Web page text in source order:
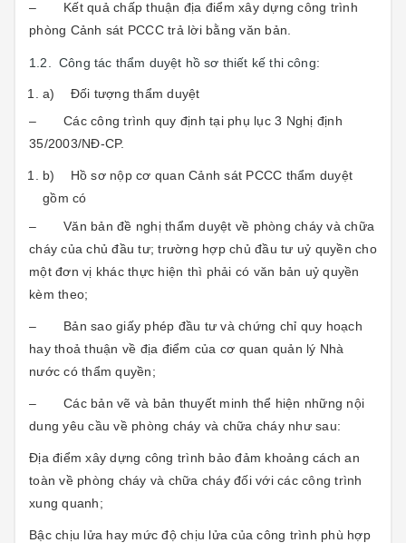
– Kết quả chấp thuận địa điểm xây dựng công trình
phòng Cảnh sát PCCC trả lời bằng văn bản.
1.2. Công tác thẩm duyệt hồ sơ thiết kế thi công:
a) Đối tượng thẩm duyệt
– Các công trình quy định tại phụ lục 3 Nghị định
35/2003/NĐ-CP.
b) Hồ sơ nộp cơ quan Cảnh sát PCCC thẩm duyệt
gồm có
– Văn bản đề nghị thẩm duyệt về phòng cháy và chữa
cháy của chủ đầu tư; trường hợp chủ đầu tư uỷ quyền cho
một đơn vị khác thực hiện thì phải có văn bản uỷ quyền
kèm theo;
– Bản sao giấy phép đầu tư và chứng chỉ quy hoạch
hay thoả thuận về địa điểm của cơ quan quản lý Nhà
nước có thẩm quyền;
– Các bản vẽ và bản thuyết minh thể hiện những nội
dung yêu cầu về phòng cháy và chữa cháy như sau:
Địa điểm xây dựng công trình bảo đảm khoảng cách an
toàn về phòng cháy và chữa cháy đối với các công trình
xung quanh;
Bậc chịu lửa hay mức độ chịu lửa của công trình phù hợp